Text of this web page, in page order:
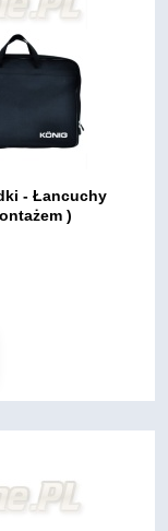
- Łancuchy
)